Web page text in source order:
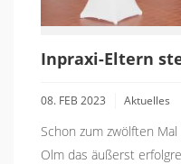
Inpraxi-Eltern
08. FEB 2023 Aktuelles
Schon zum zwölften
Olm das äußerst